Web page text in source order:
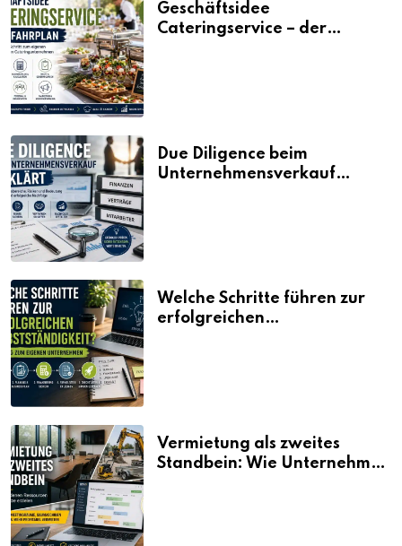
Geschäftsidee
Cateringservice – der
Due Diligence beim
Unternehmensverkauf
Welche Schritte führen zur
erfolgreichen
Vermietung als zweites
Standbein: Wie Unternehmen